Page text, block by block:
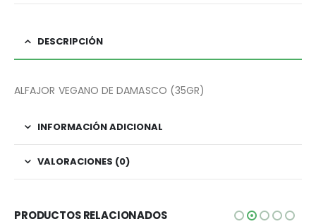
DESCRIPCIÓN
ALFAJOR VEGANO DE DAMASCO (35GR)
INFORMACIÓN ADICIONAL
VALORACIONES (0)
PRODUCTOS RELACIONADOS